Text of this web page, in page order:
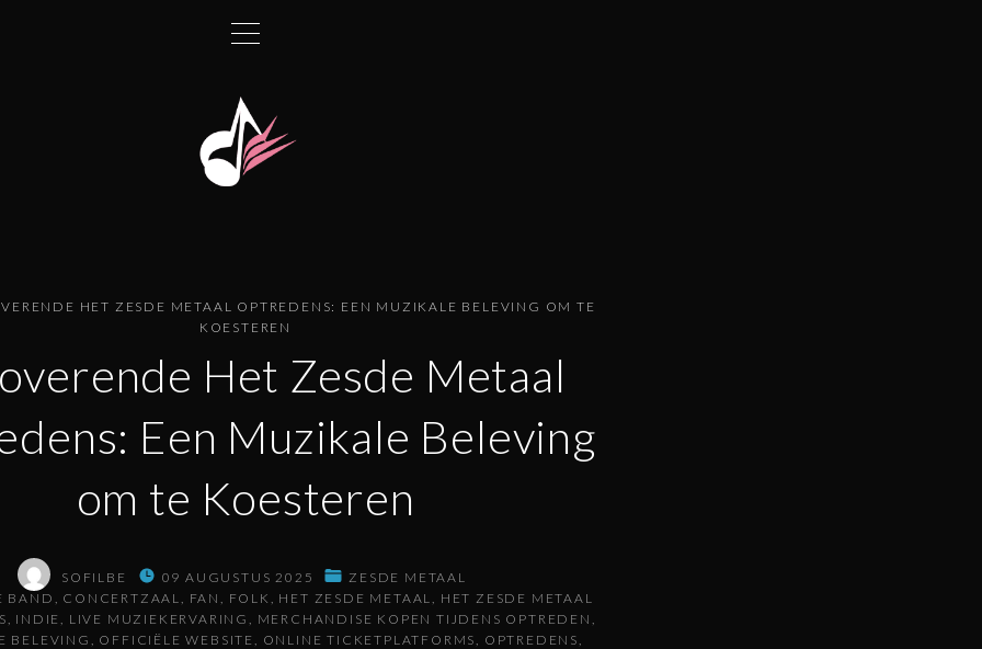
HET ZESDE METAAL OPTREDENS: EEN MUZIKALE BELEVING OM TE
KOESTEREN
Het Zesde Metaal
Een Muzikale Beleving
om te Koesteren
SOFILBE 09 AUGUSTUS 2025
ZESDE METAAL
BAND
CONCERTZAAL FAN FOLK HET ZESDE METAAL
HET ZESDE METAAL
INDIE LIVE MUZIEKERVARING
MERCHANDISE KOPEN TIJDENS OPTREDEN
BELEVING
OFFICIËLE WEBSITE ONLINE TICKETPLATFORMS
OPTREDENS